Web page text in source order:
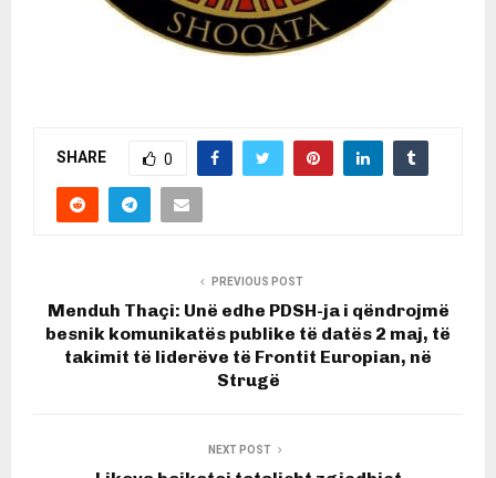
SHARE 0
PREVIOUS POST
Menduh Thaçi: Unë edhe PDSH-ja i qëndrojmë
besnik komunikatës publike të datës 2 maj, të
takimit të liderëve të Frontit Europian, në
Strugë
NEXT POST